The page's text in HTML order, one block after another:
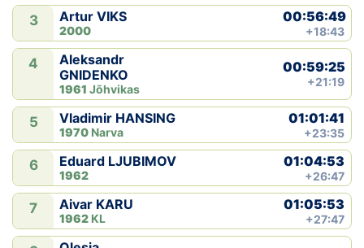
Suletud maastikud
Püsirajad
Ajalugu
Koolitused
OTSI
3 Artur VIKS
2000
00:56:49
+18:43
4
Aleksandr
GNIDENKO
1961 Jõhvikas
00:59:25
+21:19
5 Vladimir HANSING
1970 Narva
01:01:41
+23:35
6 Eduard LJUBIMOV
1962
01:04:53
+26:47
7 Aivar KARU
1962 KL
01:05:53
+27:47